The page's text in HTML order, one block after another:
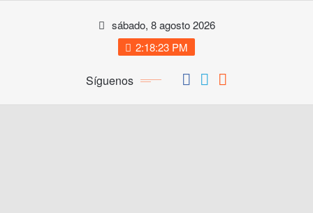
sábado, 8 agosto 2026
2:18:23 PM
Síguenos